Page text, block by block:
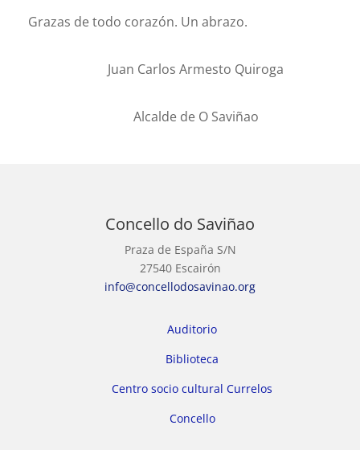
Grazas de todo corazón. Un abrazo.
Juan Carlos Armesto Quiroga
Alcalde de O Saviñao
Concello do Saviñao
Praza de España S/N
27540 Escairón
info@concellodosavinao.org
Auditorio
Biblioteca
Centro socio cultural Currelos
Concello